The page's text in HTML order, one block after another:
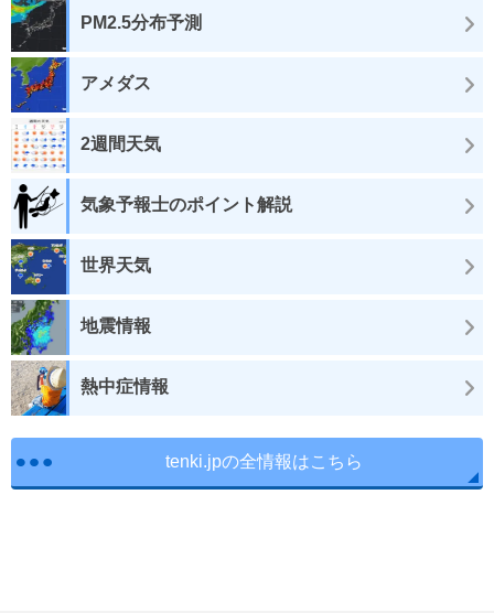
PM2.5分布予測
アメダス
2週間天気
気象予報士のポイント解説
世界天気
地震情報
熱中症情報
tenki.jpの全情報はこちら